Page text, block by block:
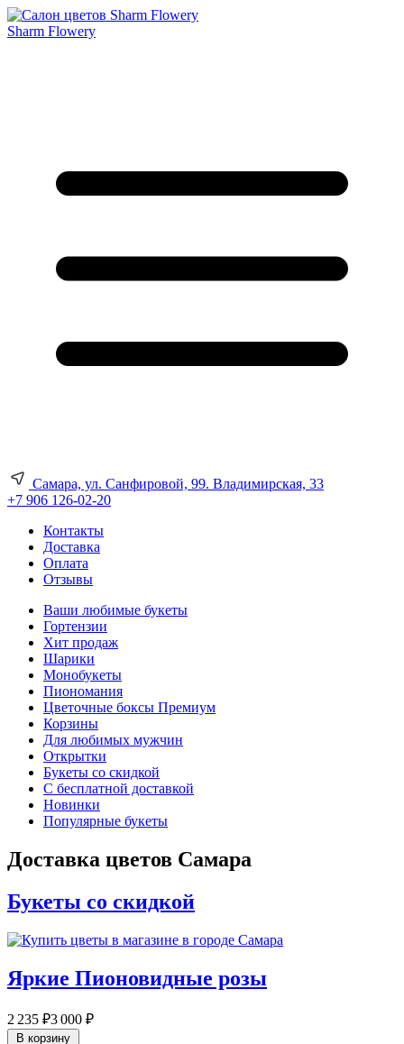
Sharm Flowery
Самара, ул. Санфировой, 99. Владимирская, 33
+7 906 126-02-20
Контакты
Доставка
Оплата
Отзывы
Ваши любимые букеты
Гортензии
Хит продаж
Шарики
Монобукеты
Пиономания
Цветочные боксы Премиум
Корзины
Для любимых мужчин
Открытки
Букеты со скидкой
С бесплатной доставкой
Новинки
Популярные букеты
Доставка цветов Самара
Букеты со скидкой
Яркие Пионовидные розы
2 235 ₽3 000 ₽